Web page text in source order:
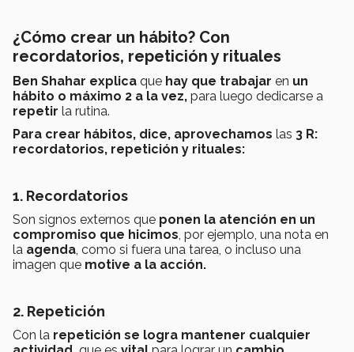
¿Cómo crear un hábito? Con
recordatorios, repetición y rituales
Ben Shahar explica que hay que trabajar en un
hábito o máximo 2 a la vez, para luego dedicarse a
repetir la rutina.
Para crear hábitos, dice, aprovechamos las 3 R:
recordatorios, repetición y rituales:
1. Recordatorios
Son signos externos que ponen la atención en un
compromiso que hicimos , por ejemplo, una nota en
la agenda , como si fuera una tarea, o incluso una
imagen que motive a la acción.
2. Repetición
Con la repetición se logra mantener cualquier